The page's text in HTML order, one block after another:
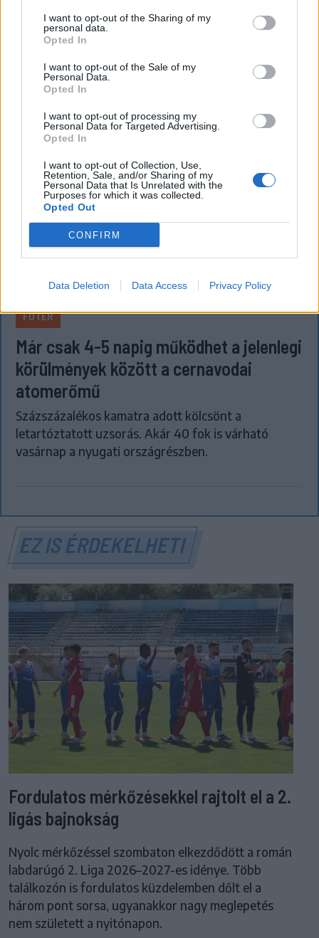
I want to opt-out of the Sharing of my
personal data.
Opted In
I want to opt-out of the Sale of my
Personal Data.
Opted In
I want to opt-out of processing my
Personal Data for Targeted Advertising.
Opted In
I want to opt-out of Collection, Use,
Retention, Sale, and/or Sharing of my
Personal Data that Is Unrelated with the
Purposes for which it was collected.
Opted Out
CONFIRM
Data Deletion Data Access Privacy Policy
Majka életveszélyes fenyegetést kapott, és emiatt
lemondta a sepsiszentgyörgyi SIC Fesztre tervezett
jelentette be.
FŐTÉR
Már csak 4-5 napig működhet a jelenlegi
körülmények között a cernavodai
atomerőmű
Százszázalékos kamatra adott kölcsönt a
letartóztatott uzsorás. Akár 40 fok is várható
vasárnap a nyugati országrészben.
EZ IS ÉRDEKELHETI
Fordulatos mérkőzésekkel rajtolt el a 2.
ligás bajnokság
Nyolc mérkőzéssel szombaton elkezdődött a román
labdarúgó 2. Liga 2026–2027-es idénye. Több
találkozón is fordulatos küzdelemben dőlt el a
három pont sorsa, ugyanakkor nagy meglepetés
nem született a nyitónapon.